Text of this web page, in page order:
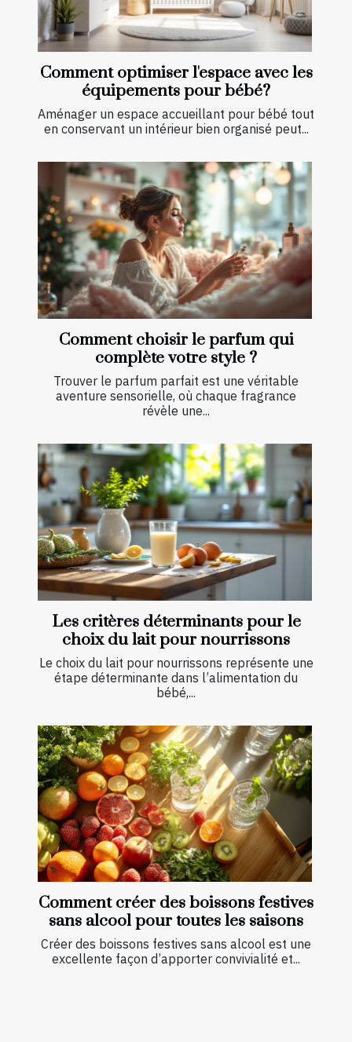
Comment optimiser l'espace avec les
équipements pour bébé?
Aménager un espace accueillant pour bébé tout
en conservant un intérieur bien organisé peut...
Comment choisir le parfum qui
complète votre style ?
Trouver le parfum parfait est une véritable
aventure sensorielle, où chaque fragrance
révèle une...
Les critères déterminants pour le
choix du lait pour nourrissons
Le choix du lait pour nourrissons représente une
étape déterminante dans l’alimentation du
bébé,...
Comment créer des boissons festives
sans alcool pour toutes les saisons
Créer des boissons festives sans alcool est une
excellente façon d’apporter convivialité et...